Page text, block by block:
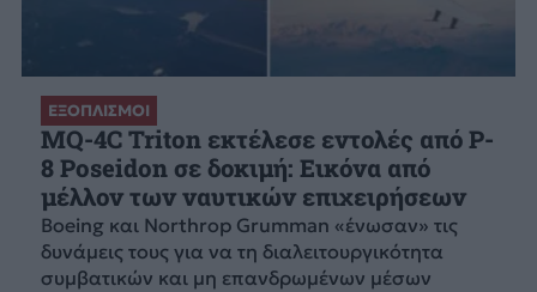
ΕΞΟΠΛΙΣΜΟΙ
MQ-4C Triton εκτέλεσε εντολές από P-
8 Poseidon σε δοκιμή: Εικόνα από
μέλλον των ναυτικών επιχειρήσεων
Boeing και Northrop Grumman «ένωσαν» τις
δυνάμεις τους για να τη διαλειτουργικότητα
συμβατικών και μη επανδρωμένων μέσων